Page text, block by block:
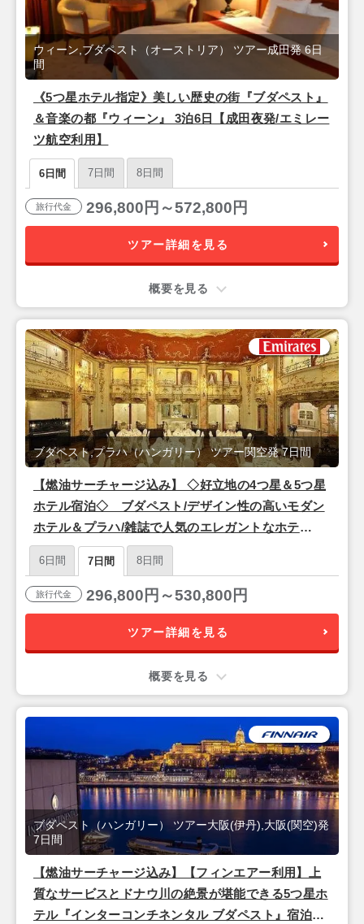
《5つ星ホテル指定》美しい歴史の街『ブダペスト』
＆音楽の都『ウィーン』 3泊6日【成田夜発/エミレー
ツ航空利用】
ウィーン,ブダペスト（オーストリア） ツアー成田発 6日
間
6日間 7日間 8日間
旅行代金 296,800円～572,800円
ツアー詳細を見る
概要を見る
【燃油サーチャージ込み】 ◇好立地の4つ星＆5つ星
ホテル宿泊◇ ブダペスト/デザイン性の高いモダン
ホテル＆プラハ/雑誌で人気のエレガントなホテ
ル 朝食付き 7日間 《関空夜発/仕事帰りも出発
可》
ブダペスト,プラハ（ハンガリー） ツアー関空発 7日間
6日間 7日間 8日間
旅行代金 296,800円～530,800円
ツアー詳細を見る
概要を見る
【燃油サーチャージ込み】【フィンエアー利用】上
質なサービスとドナウ川の絶景が堪能できる5つ星ホ
テル『インターコンチネンタル ブダペスト』宿泊♪
ブダペスト（ハンガリー） ツアー大阪(伊丹),大阪(関空)発
7日間